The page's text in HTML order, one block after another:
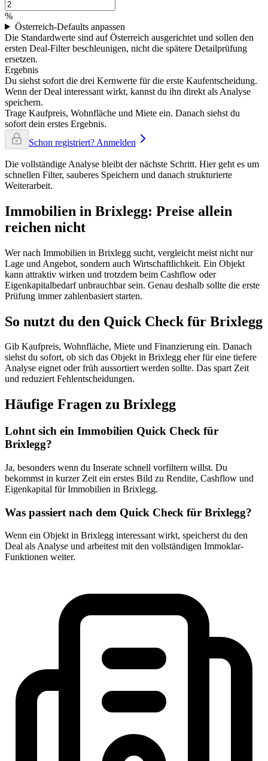
%
Österreich-Defaults anpassen
Die Standardwerte sind auf Österreich ausgerichtet und sollen den
ersten Deal-Filter beschleunigen, nicht die spätere Detailprüfung
ersetzen.
Ergebnis
Du siehst sofort die drei Kernwerte für die erste Kaufentscheidung.
Wenn der Deal interessant wirkt, kannst du ihn direkt als Analyse
speichern.
Trage Kaufpreis, Wohnfläche und Miete ein. Danach siehst du
sofort dein erstes Ergebnis.
Schon registriert? Anmelden
Die vollständige Analyse bleibt der nächste Schritt. Hier geht es um
schnellen Filter, sauberes Speichern und danach strukturierte
Weiterarbeit.
Immobilien in Brixlegg: Preise allein
reichen nicht
Wer nach Immobilien in Brixlegg sucht, vergleicht meist nicht nur
Lage und Angebot, sondern auch Wirtschaftlichkeit. Ein Objekt
kann attraktiv wirken und trotzdem beim Cashflow oder
Eigenkapitalbedarf unbrauchbar sein. Genau deshalb sollte die erste
Prüfung immer zahlenbasiert starten.
So nutzt du den Quick Check für Brixlegg
Gib Kaufpreis, Wohnfläche, Miete und Finanzierung ein. Danach
siehst du sofort, ob sich das Objekt in Brixlegg eher für eine tiefere
Analyse eignet oder früh aussortiert werden sollte. Das spart Zeit
und reduziert Fehlentscheidungen.
Häufige Fragen zu Brixlegg
Lohnt sich ein Immobilien Quick Check für
Brixlegg?
Ja, besonders wenn du Inserate schnell vorfiltern willst. Du
bekommst in kurzer Zeit ein erstes Bild zu Rendite, Cashflow und
Eigenkapital für Immobilien in Brixlegg.
Was passiert nach dem Quick Check für Brixlegg?
Wenn ein Objekt in Brixlegg interessant wirkt, speicherst du den
Deal als Analyse und arbeitest mit den vollständigen Immoklar-
Funktionen weiter.